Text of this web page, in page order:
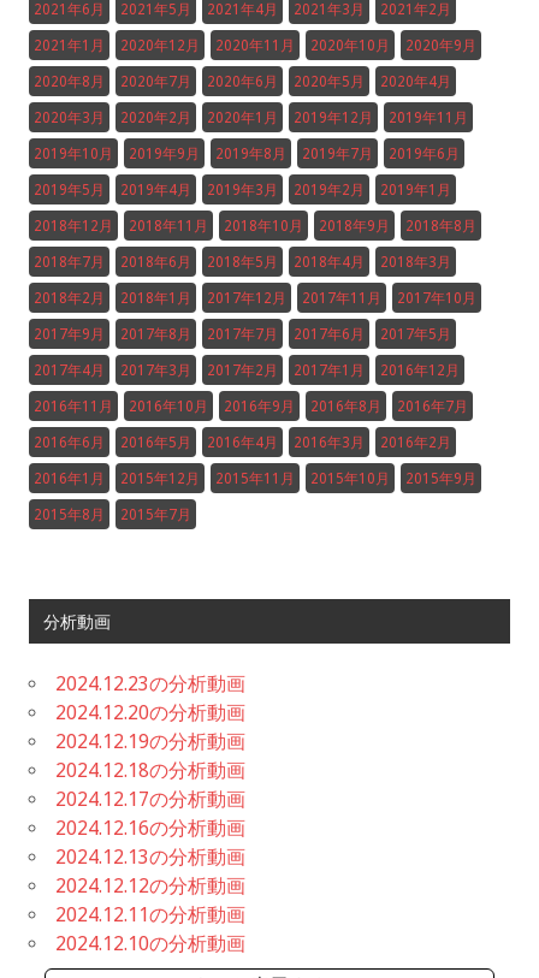
2021年6月 2021年5月 2021年4月 2021年3月 2021年2月
2021年1月 2020年12月 2020年11月 2020年10月 2020年9月
2020年8月 2020年7月 2020年6月 2020年5月 2020年4月
2020年3月 2020年2月 2020年1月 2019年12月 2019年11月
2019年10月 2019年9月 2019年8月 2019年7月 2019年6月
2019年5月 2019年4月 2019年3月 2019年2月 2019年1月
2018年12月 2018年11月 2018年10月 2018年9月 2018年8月
2018年7月 2018年6月 2018年5月 2018年4月 2018年3月
2018年2月 2018年1月 2017年12月 2017年11月 2017年10月
2017年9月 2017年8月 2017年7月 2017年6月 2017年5月
2017年4月 2017年3月 2017年2月 2017年1月 2016年12月
2016年11月 2016年10月 2016年9月 2016年8月 2016年7月
2016年6月 2016年5月 2016年4月 2016年3月 2016年2月
2016年1月 2015年12月 2015年11月 2015年10月 2015年9月
2015年8月 2015年7月
分析動画
2024.12.23の分析動画
2024.12.20の分析動画
2024.12.19の分析動画
2024.12.18の分析動画
2024.12.17の分析動画
2024.12.16の分析動画
2024.12.13の分析動画
2024.12.12の分析動画
2024.12.11の分析動画
2024.12.10の分析動画